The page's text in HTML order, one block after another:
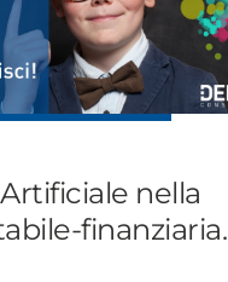
nella
finanziaria.